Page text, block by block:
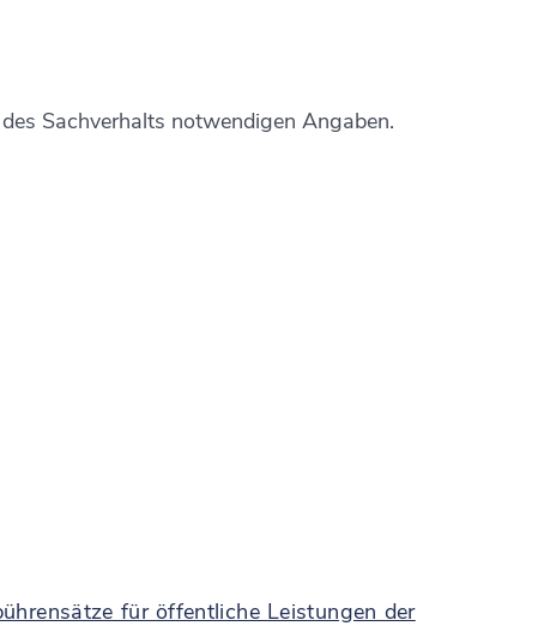
Sachverhalts notwendigen Angaben.
für öffentliche Leistungen der